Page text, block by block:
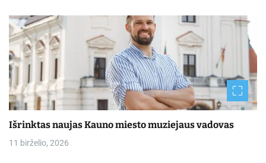
Išrinktas naujas Kauno miesto muziejaus vadovas
11 birželio, 2026